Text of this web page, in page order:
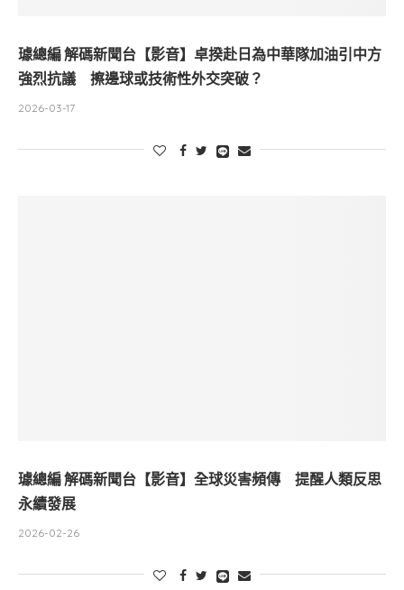
璩總編 解碼新聞台【影音】卓揆赴日為中華隊加油引中方
強烈抗議 擦邊球或技術性外交突破？
2026-03-17
璩總編 解碼新聞台【影音】全球災害頻傳 提醒人類反思
永續發展
2026-02-26